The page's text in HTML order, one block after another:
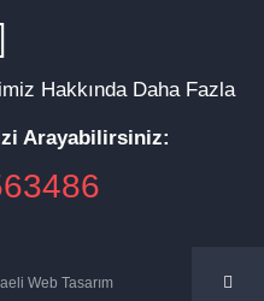
Hakkında Daha Fazla
Arayabilirsiniz:
Web Tasarım